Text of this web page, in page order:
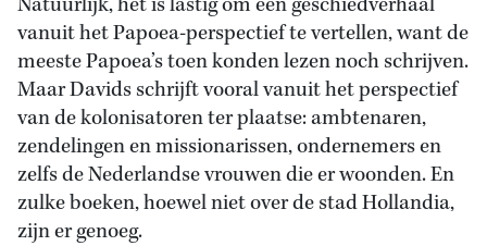
vanuit het Papoea-perspectief te vertellen, want de
meeste Papoea’s toen konden lezen noch schrijven.
Maar Davids schrijft vooral vanuit het perspectief
van de kolonisatoren ter plaatse: ambtenaren,
zendelingen en missionarissen, ondernemers en
zelfs de Nederlandse vrouwen die er woonden. En
zulke boeken, hoewel niet over de stad Hollandia,
zijn er genoeg.